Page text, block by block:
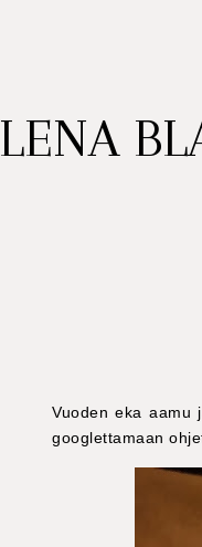
LENA
Vuoden eka aamu
googlettamaan